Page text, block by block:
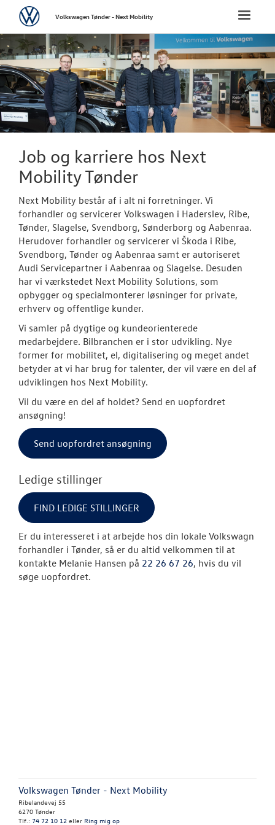
FORSIDE
NYE
NYE VAREBILER
LEJ EN
LEJ EN
CRAFTER
TILBEHØR
Toggle
VolkswagenVolkswagen Tønder - Next Mobility
Job og karriere hos Next
Mobility Tønder
Next Mobility består af i alt ni forretninger. Vi
forhandler og servicerer Volkswagen i Haderslev, Ribe,
Tønder, Slagelse, Svendborg, Sønderborg og Aabenraa.
Herudover forhandler og servicerer vi Škoda i Ribe,
Svendborg, Tønder og Aabenraa samt er autoriseret
Audi Servicepartner i Aabenraa og Slagelse. Desuden
har vi værkstedet Next Mobility Solutions, som
opbygger og specialmonterer løsninger for private,
erhverv og offentlige kunder.
Vi samler på dygtige og kundeorienterede
medarbejdere. Bilbranchen er i stor udvikling. Nye
former for mobilitet, el, digitalisering og meget andet
betyder at vi har brug for talenter, der vil være en del af
udviklingen hos Next Mobility.
Vil du være en del af holdet? Send en uopfordret
ansøgning!
Send uopfordret ansøgning
Ledige stillinger
FIND LEDIGE STILLINGER
Er du interesseret i at arbejde hos din lokale Volkswagn
forhandler i Tønder, så er du altid velkommen til at
kontakte Melanie Hansen på 22 26 67 26, hvis du vil
søge uopfordret.
Volkswagen Tønder - Next Mobility
Ribelandevej 55
6270 Tønder
Tlf.: 74 72 10 12 eller Ring mig op